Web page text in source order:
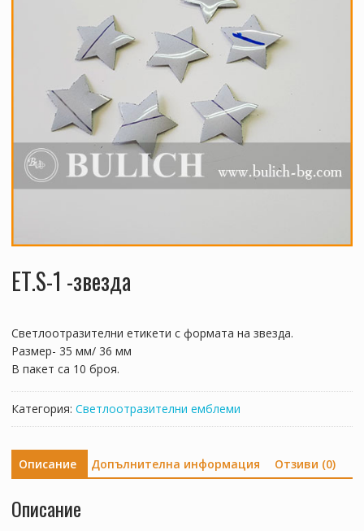
ЕТ.S-1 -звезда
Светлоотразителни етикети с формата на звезда.
Размер- 35 мм/ 36 мм
В пакет са 10 броя.
Категория: Светлоотразителни емблеми
Описание Допълнителна информация Отзиви (0)
Описание